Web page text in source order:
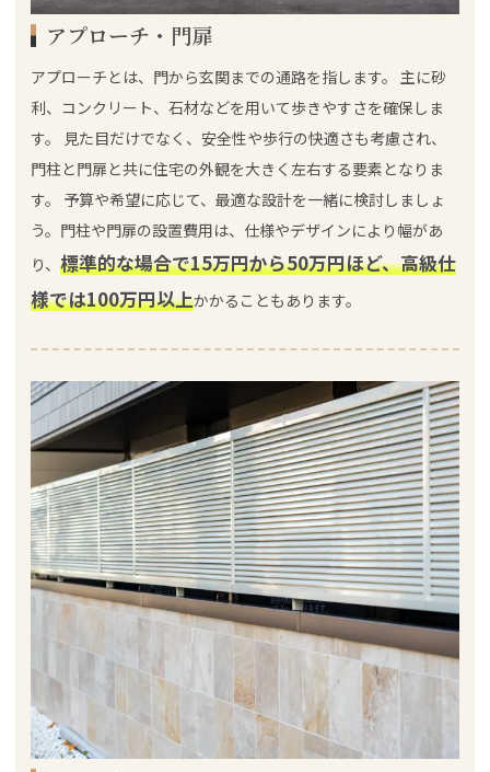
アプローチ・門扉
アプローチとは、門から玄関までの通路を指します。 主に砂
利、コンクリート、石材などを用いて歩きやすさを確保しま
す。 見た目だけでなく、安全性や歩行の快適さも考慮され、
門柱と門扉と共に住宅の外観を大きく左右する要素となりま
す。 予算や希望に応じて、最適な設計を一緒に検討しましょ
う。門柱や門扉の設置費用は、仕様やデザインにより幅があ
り、 標準的な場合で15万円から50万円ほど、高級仕
様では100万円以上かかることもあります。